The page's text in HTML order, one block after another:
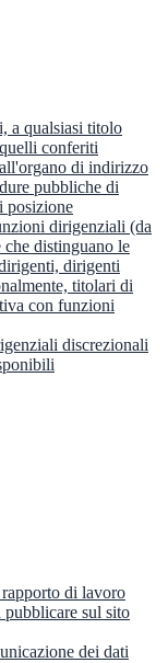
a qualsiasi titolo
conferiti
di indirizzo
pubbliche di
posizione
dirigenziali (da
distinguano le
dirigenti
titolari di
con funzioni
discrezionali
di lavoro
pubblicare sul sito
dei dati